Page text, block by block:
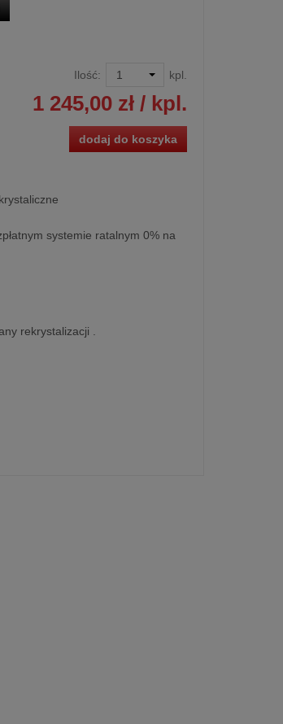
Ilość: kpl.
1 245,00 zł/ kpl.
dodaj do koszyka
systemie ratalnym 0% na
rekrystalizacji .